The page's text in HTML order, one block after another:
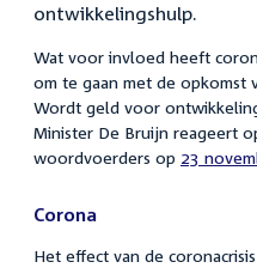
ontwikkelingshulp.
Wat voor invloed heeft
om te gaan met de opkomst
Wordt geld voor
Minister De Bruijn reageert
woordvoerders op 23
Corona
Het effect van de